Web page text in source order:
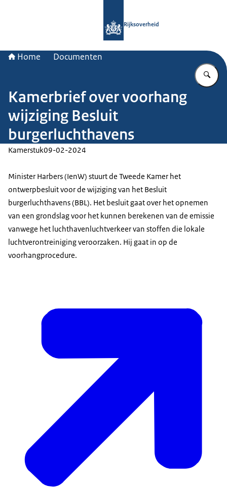
Rijksoverheid
Home Documenten
Kamerbrief over voorhang
wijziging Besluit
burgerluchthavens
Kamerstuk09-02-2024
Minister Harbers (IenW) stuurt de Tweede Kamer het
ontwerpbesluit voor de wijziging van het Besluit
burgerluchthavens (BBL). Het besluit gaat over het opnemen
van een grondslag voor het kunnen berekenen van de emissie
vanwege het luchthavenluchtverkeer van stoffen die lokale
luchtverontreiniging veroorzaken. Hij gaat in op de
voorhangprocedure.